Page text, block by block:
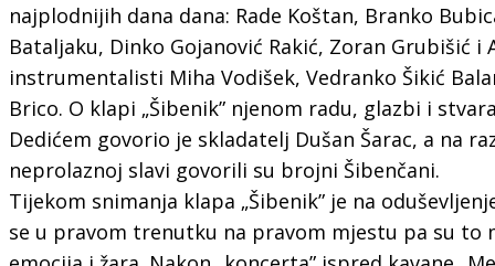
najplodnijih dana dana: Rade Koštan, Branko
Bataljaku, Dinko Gojanović Rakić, Zoran Grubišić i
instrumentalisti Miha Vodišek, Vedranko Šikić
Brico. O klapi „Šibenik” njenom radu, glazbi i
Dedićem govorio je skladatelj Dušan Šarac, a na
neprolaznoj slavi govorili su brojni Šibenčani.
Tijekom snimanja klapa „Šibenik” je na
se u pravom trenutku na pravom mjestu pa su to